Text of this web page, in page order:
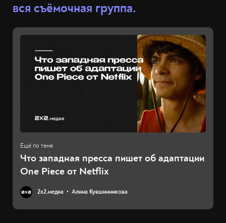
вся съёмочная группа.
Что западная пресса пишет об адаптации
One Piece от Netflix
2х2.медиа Алина Кувшинникова